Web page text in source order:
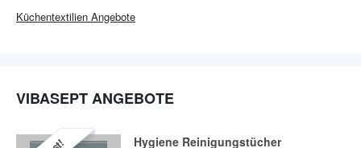
Küchentextilien Angebote
VIBASEPT ANGEBOTE
Hygiene Reinigungstücher